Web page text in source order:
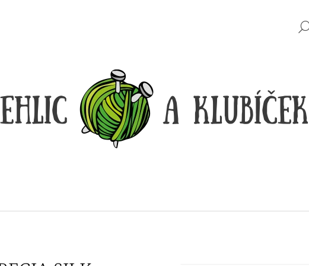
CO POTŘEBUJETE NAJÍT?
HLEDAT
Kč